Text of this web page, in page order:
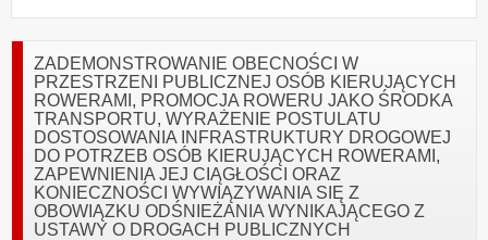
ZADEMONSTROWANIE OBECNOŚCI W
PRZESTRZENI PUBLICZNEJ OSÓB KIERUJĄCYCH
ROWERAMI, PROMOCJA ROWERU JAKO ŚRODKA
TRANSPORTU, WYRAŻENIE POSTULATU
DOSTOSOWANIA INFRASTRUKTURY DROGOWEJ
DO POTRZEB OSÓB KIERUJĄCYCH ROWERAMI,
ZAPEWNIENIA JEJ CIĄGŁOŚCI ORAZ
KONIECZNOŚCI WYWIĄZYWANIA SIĘ Z
OBOWIĄZKU ODŚNIEŻANIA WYNIKAJĄCEGO Z
USTAWY O DROGACH PUBLICZNYCH